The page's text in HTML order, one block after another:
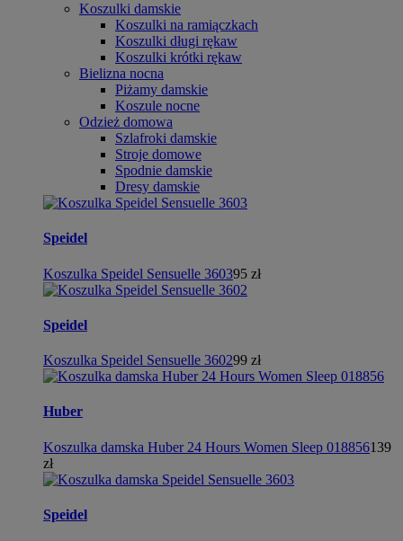
Koszulki damskie
Koszulki na ramiączkach
Koszulki długi rękaw
Koszulki krótki rękaw
Bielizna nocna
Piżamy damskie
Koszule nocne
Odzież domowa
Szlafroki damskie
Stroje domowe
Spodnie damskie
Dresy damskie
Speidel
Koszulka Speidel Sensuelle 360395 zł
Speidel
Koszulka Speidel Sensuelle 360299 zł
Huber
Koszulka damska Huber 24 Hours Women Sleep 018856139
zł
Speidel